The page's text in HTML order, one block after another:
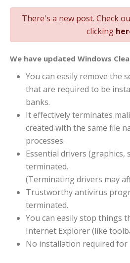
There's a new post. Check
clicking
We have updated Windows
You can easily remove the
that are required to be
banks.
It effectively terminates
created with the same file
processes.
Essential drivers (graphics,
terminated.
(Terminating drivers may
Trustworthy antivirus
terminated.
You can easily stop things
Internet Explorer (like
No installation required for